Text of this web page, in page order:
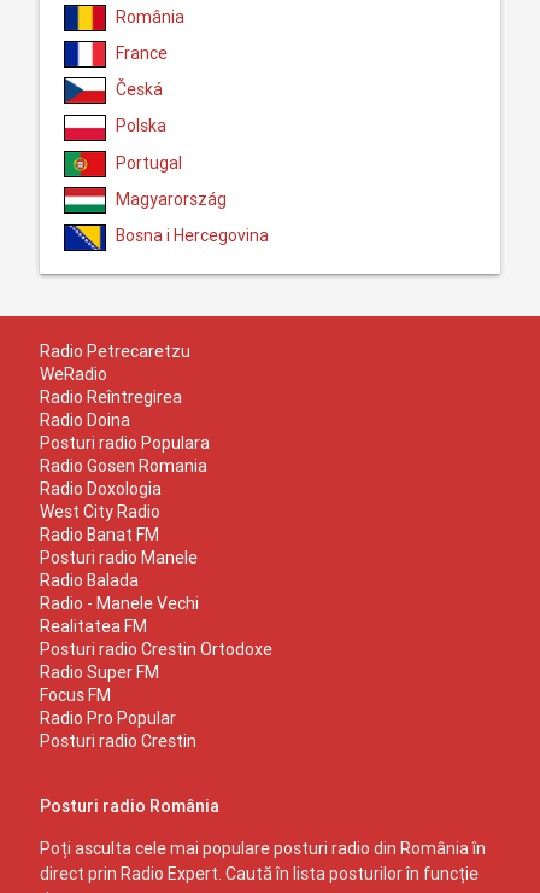
România
France
Česká
Polska
Portugal
Magyarország
Bosna i Hercegovina
Radio Petrecaretzu
WeRadio
Radio Reîntregirea
Radio Doina
Posturi radio Populara
Radio Gosen Romania
Radio Doxologia
West City Radio
Radio Banat FM
Posturi radio Manele
Radio Balada
Radio - Manele Vechi
Realitatea FM
Posturi radio Crestin Ortodoxe
Radio Super FM
Focus FM
Radio Pro Popular
Posturi radio Crestin
Posturi radio România
Poți asculta cele mai populare posturi radio din România în
direct prin Radio Expert. Caută în lista posturilor în funcție